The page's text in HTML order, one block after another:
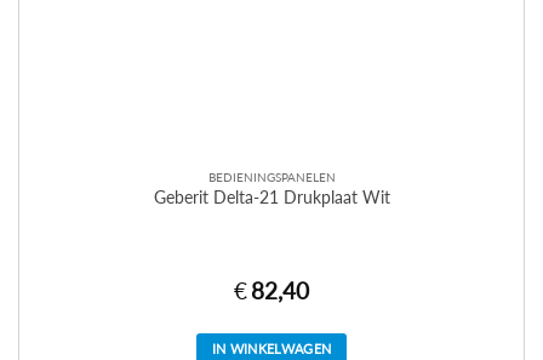
BEDIENINGSPANELEN
Geberit Delta-21 Drukplaat Wit
€82,40
IN WINKELWAGEN